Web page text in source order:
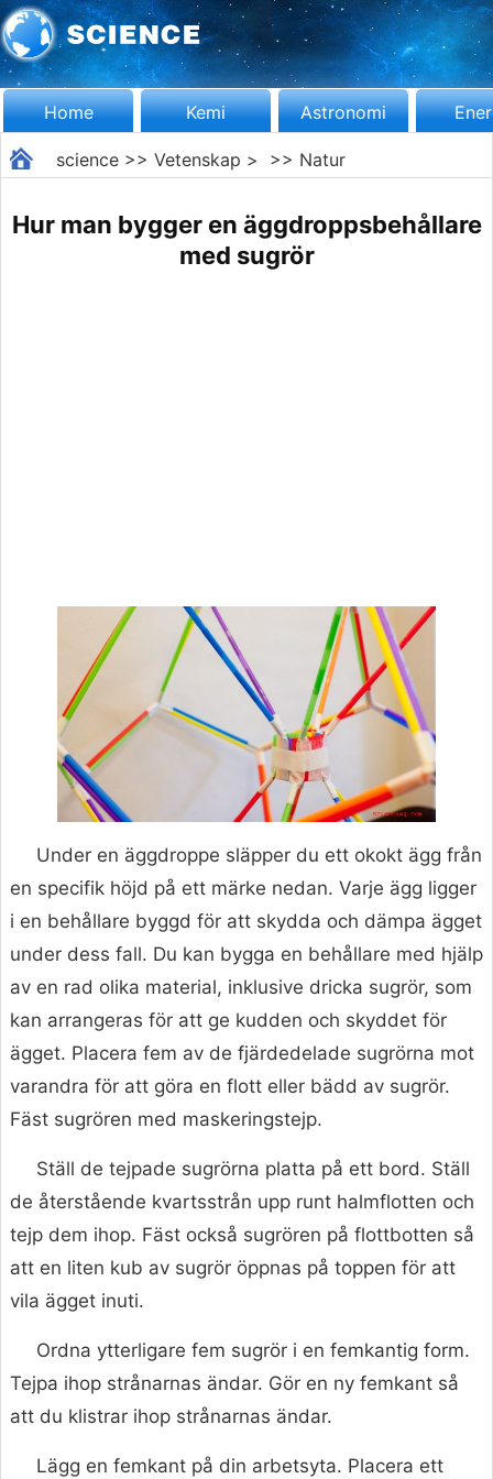
Home Kemi Astronomi
science>> Vetenskap > >> Natur
Hur man bygger en äggdroppsbehållare
med sugrör
Under en äggdroppe släpper du ett okokt ägg från
en specifik höjd på ett märke nedan. Varje ägg ligger
i en behållare byggd för att skydda och dämpa ägget
under dess fall. Du kan bygga en behållare med hjälp
av en rad olika material, inklusive dricka sugrör, som
kan arrangeras för att ge kudden och skyddet för
ägget. Placera fem av de fjärdedelade sugrörna mot
varandra för att göra en flott eller bädd av sugrör.
Fäst sugrören med maskeringstejp.
Ställ de tejpade sugrörna platta på ett bord. Ställ
de återstående kvartsstrån upp runt halmflotten och
tejp dem ihop. Fäst också sugrören på flottbotten så
att en liten kub av sugrör öppnas på toppen för att
vila ägget inuti.
Ordna ytterligare fem sugrör i en femkantig form.
Tejpa ihop strånarnas ändar. Gör en ny femkant så
att du klistrar ihop strånarnas ändar.
Lägg en femkant på din arbetsyta. Placera ett